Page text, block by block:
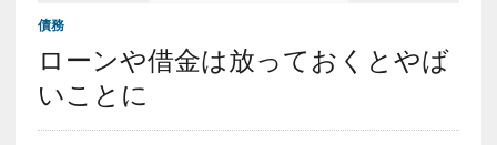
債務
ローンや借金は放っておくとやば
いことに